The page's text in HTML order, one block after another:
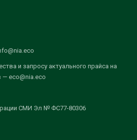
и запросу актуального прайса на
eco@nia.eco
СМИ Эл № ФС77-80306